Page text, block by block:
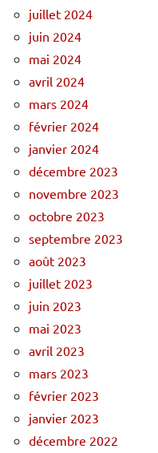
juillet 2024
juin 2024
mai 2024
avril 2024
mars 2024
février 2024
janvier 2024
décembre 2023
novembre 2023
octobre 2023
septembre 2023
août 2023
juillet 2023
juin 2023
mai 2023
avril 2023
mars 2023
février 2023
janvier 2023
décembre 2022